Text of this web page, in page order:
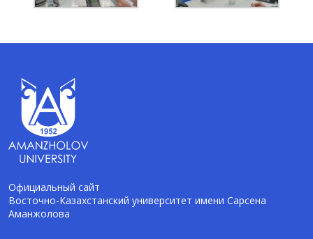
Официальный сайт
Восточно-Казахстанский университет имени Сарсена
Аманжолова